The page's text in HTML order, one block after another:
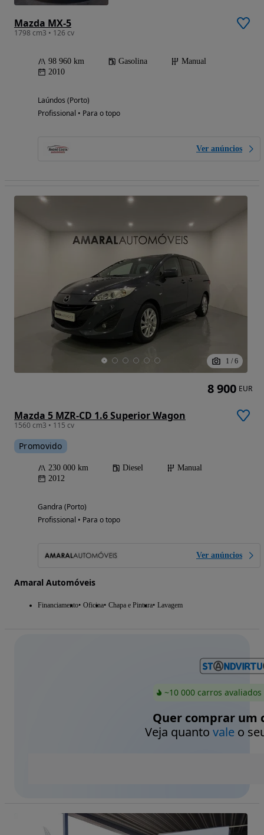
Mazda MX-5
1798 cm3 • 126 cv
98 960 km Gasolina
Manual
2010
Laúndos (Porto)
Profissional • Para o topo
Ver anúncios
1 / 6
Mazda 5 MZR-CD 1.6 Superior Wagon
1560 cm3 • 115 cv
Promovido
230 000 km Diesel
Manual
2012
Gandra (Porto)
Profissional • Para o topo
Ver anúncios
Amaral Automóveis
Financiamento Oficina Chapa e Pintura Lavagem
8 900 EUR
~10 000 carros
Quer comprar um
Veja quanto valeo